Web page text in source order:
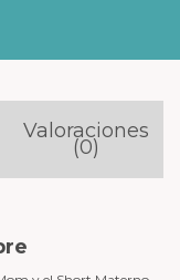
Valoraciones
(0)